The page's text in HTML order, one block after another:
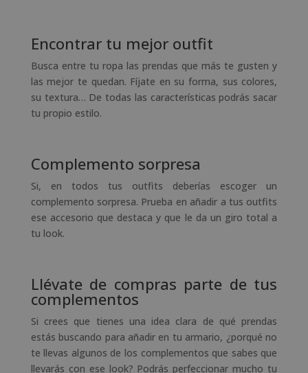
Encontrar tu mejor outfit
Busca entre tu ropa las prendas que más te gusten y
las mejor te quedan. Fíjate en su forma, sus colores,
su textura… De todas las características podrás sacar
tu propio estilo.
Complemento sorpresa
Si, en todos tus outfits deberías escoger un
complemento sorpresa. Prueba en añadir a tus outfits
ese accesorio que destaca y que le da un giro total a
tu look.
Llévate de compras parte de tus
complementos
Si crees que tienes una idea clara de qué prendas
estás buscando para añadir en tu armario, ¿porqué no
te llevas algunos de los complementos que sabes que
llevarás con ese look? Podrás perfeccionar mucho tu